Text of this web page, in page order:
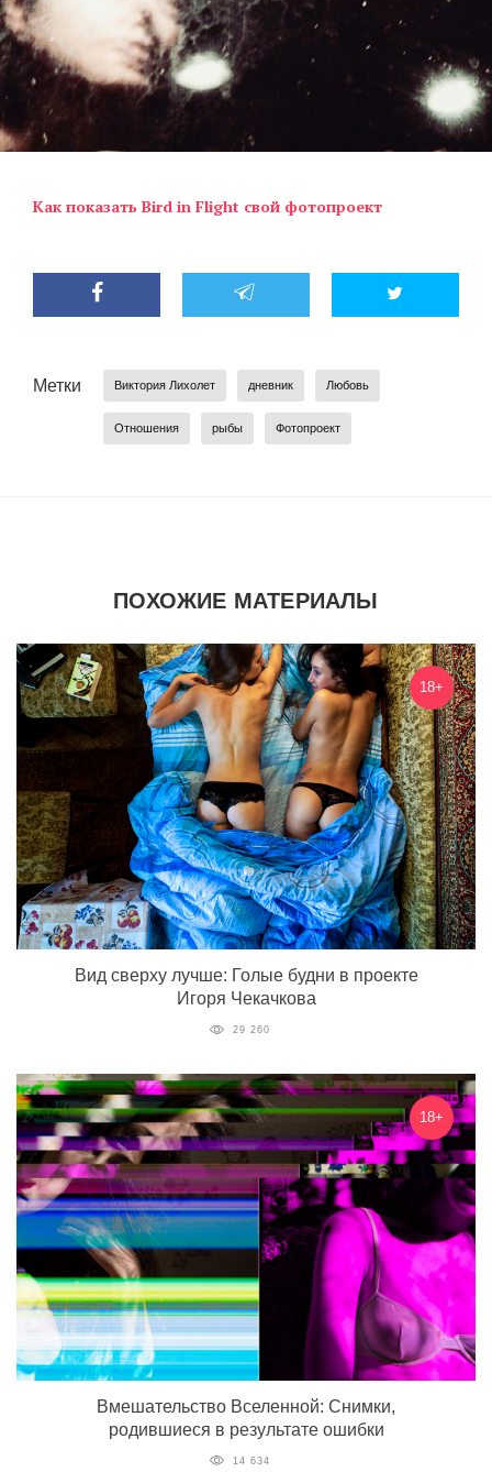
Как показать Bird in Flight свой фотопроект
Метки Виктория Лихолет дневник Любовь
Отношения рыбы Фотопроект
ПОХОЖИЕ МАТЕРИАЛЫ
18+
Вид сверху лучше: Голые будни в проекте
Игоря Чекачкова
29 260
18+
Вмешательство Вселенной: Снимки,
родившиеся в результате ошибки
14 634